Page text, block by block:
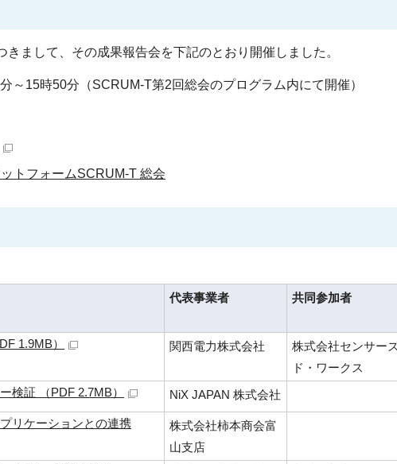
まして、その成果報告会を下記のとおり開催しました。
～15時50分（SCRUM-T第2回総会のプログラム内にて開催）
トフォームSCRUM-T 総会
代表事業者 共同参加者
1.9MB） 関西電力株式会社
株式会社センサー
ド・ワークス
検証 （PDF 2.7MB） NiX JAPAN 株式会社
リケーションとの連携
株式会社柿本商会富
山支店